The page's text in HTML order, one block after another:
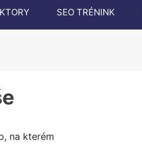
SEO TRÉNINK
na kterém